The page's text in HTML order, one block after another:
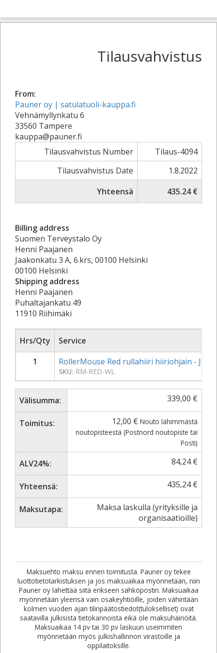
Tilausvahvistus
From:
Pauner oy | satulatuoli-kauppa.fi
Vehnämyllynkatu 6
33560 Tampere
kauppa@pauner.fi
Tilausvahvistus Number
Tilaus-4094
Tilausvahvistus Date
1.8.2022
Yhteensä
435.24 €
Billing address
Suomen Terveystalo Oy
Henni Paajanen
Jaakonkatu 3 A, 6.krs, 00100 Helsinki
00100 Helsinki
Shipping address
Henni Paajanen
Puhaltajankatu 49
11910 Riihimäki
Hrs/Qty
Service
1
RollerMouse Red rullahiiri hiiriohjain -
SKU: RM-RED-WL
Välisumma: 339,00 €
Toimitus: 12,00 € Nouto lähimmästä
noutopisteestä (Postnord noutopiste tai
Posti)
ALV24%: 84,24€
Yhteensä: 435,24€
Maksutapa:
Maksa laskulla (yrityksille ja
organisaatioille)
Maksuehto maksu ennen toimitusta. Pauner oy tekee
luottotietotarkistuksen ja jos maksuaikaa myönnetään, niin
Pauner oy lähettää siitä erikseen sähköpostin. Maksuaikaa
myönnetään yleensä vain osakeyhtiöille, joiden vähintään
kolmen vuoden ajan tilinpäätöstiedot(tulokselliset) ovat
saatavilla julkisista tietokannoista eikä ole maksuhäiriöitä.
Maksuaikaa 14 pv tai 30 pv laskuun useimmiten
myönnetään myös julkishallinnon virastoille ja
oppilaitoksille.